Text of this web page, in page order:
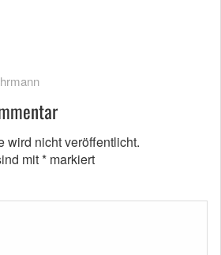
wird nicht veröffentlicht.
mit* markiert